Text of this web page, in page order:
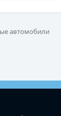
автомобили